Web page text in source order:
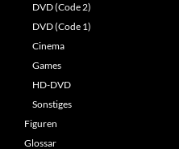
DVD (Code 2)
DVD (Code 1)
Cinema
Games
HD-DVD
Sonstiges
Figuren
Glossar